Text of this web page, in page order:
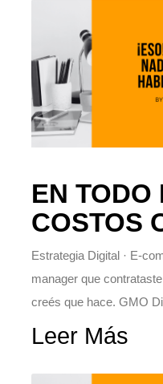
EN TODO
COSTOS
Estrategia Digital · E-
manager que
creés que hace. GMO
Leer Más